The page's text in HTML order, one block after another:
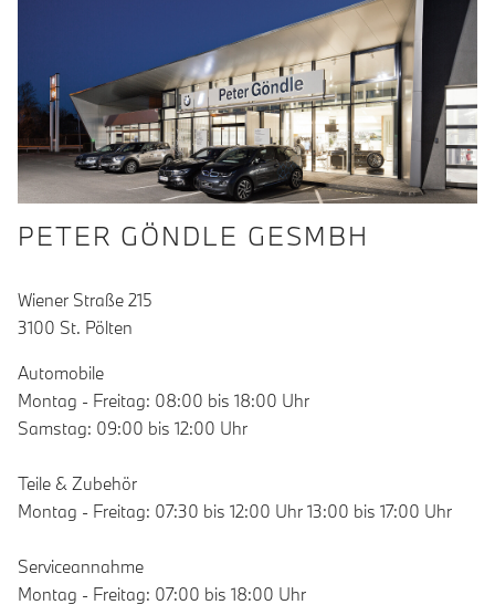
PETER GÖNDLE GESMBH
Wiener Straße 215
3100 St. Pölten
Automobile
Montag - Freitag: 08:00 bis 18:00 Uhr
Samstag: 09:00 bis 12:00 Uhr
Teile & Zubehör
Montag - Freitag: 07:30 bis 12:00 Uhr 13:00 bis 17:00 Uhr
Serviceannahme
Montag - Freitag: 07:00 bis 18:00 Uhr